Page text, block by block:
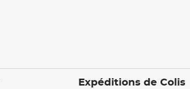
Expéditions de Colis